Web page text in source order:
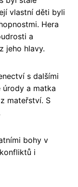
vlastní děti byli
Hera
a
jeho hlavy.
s dalšími
úrody a matka
mateřství. S
bohy v
i